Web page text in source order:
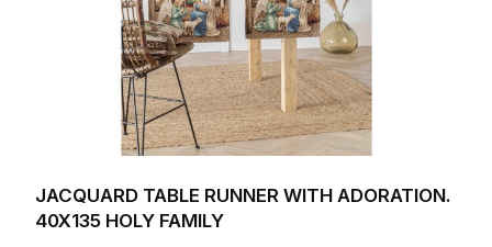
JACQUARD TABLE RUNNER WITH ADORATION.
40X135 HOLY FAMILY